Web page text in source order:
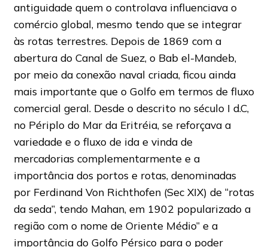
antiguidade quem o controlava influenciava o
comércio global, mesmo tendo que se integrar
às rotas terrestres. Depois de 1869 com a
abertura do Canal de Suez, o Bab el-Mandeb,
por meio da conexão naval criada, ficou ainda
mais importante que o Golfo em termos de fluxo
comercial geral. Desde o descrito no século I d.C,
no Périplo do Mar da Eritréia, se reforçava a
variedade e o fluxo de ida e vinda de
mercadorias complementarmente e a
importância dos portos e rotas, denominadas
por Ferdinand Von Richthofen (Sec XIX) de “rotas
da seda”, tendo Mahan, em 1902 popularizado a
região com o nome de Oriente Médio” e a
importância do Golfo Pérsico para o poder